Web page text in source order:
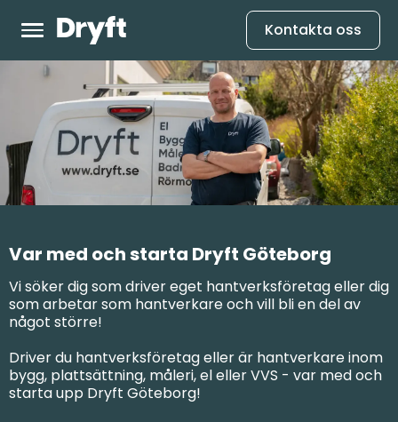
Kontakta oss
Var med och starta Dryft Göteborg
Vi söker dig som driver eget hantverksföretag eller dig
som arbetar som hantverkare och vill bli en del av
något större!
Driver du hantverksföretag eller är hantverkare inom
bygg, plattsättning, måleri, el eller VVS - var med och
starta upp Dryft Göteborg!